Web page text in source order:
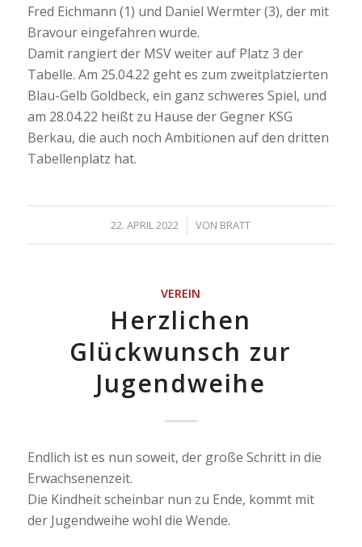
Fred Eichmann (1) und Daniel Wermter (3), der mit
Bravour eingefahren wurde.
Damit rangiert der MSV weiter auf Platz 3 der
Tabelle. Am 25.04.22 geht es zum zweitplatzierten
Blau-Gelb Goldbeck, ein ganz schweres Spiel, und
am 28.04.22 heißt zu Hause der Gegner KSG
Berkau, die auch noch Ambitionen auf den dritten
Tabellenplatz hat.
22. APRIL 2022
/ VON BRATT
VEREIN
Herzlichen
Glückwunsch zur
Jugendweihe
Endlich ist es nun soweit, der große Schritt in die
Erwachsenenzeit.
Die Kindheit scheinbar nun zu Ende, kommt mit
der Jugendweihe wohl die Wende.